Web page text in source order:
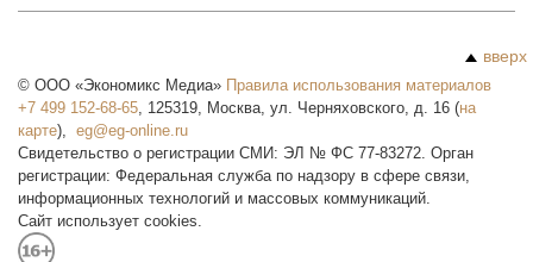
вверх
© ООО «Экономикс Медиа» Правила использования материалов
+7 499 152-68-65, 125319, Москва, ул. Черняховского, д. 16 (на
карте),
Свидетельство о регистрации СМИ: ЭЛ № ФС 77-83272. Орган
регистрации: Федеральная служба по надзору в сфере связи,
информационных технологий и массовых коммуникаций.
Сайт использует cookies.